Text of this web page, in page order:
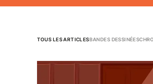
TOUS LES ARTICLESBANDES DESSINÉES